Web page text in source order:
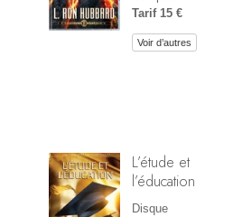
Tarif 15 €
Voir d’autres
L’étude et
l’éducation
Disque